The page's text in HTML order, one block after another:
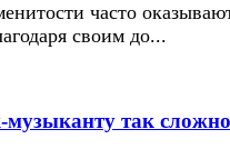
часто
своим до...
так сложно